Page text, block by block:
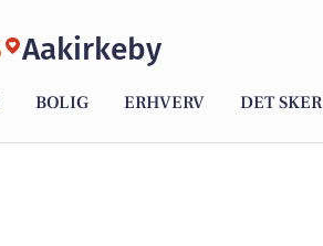
Aakirkeby
BOLIG ERHVERV DET SKER